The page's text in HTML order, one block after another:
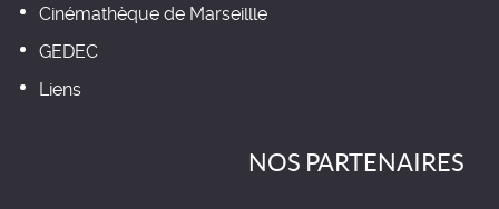
Cinémathèque de Marseillle
GEDEC
Liens
NOS PARTENAIRES